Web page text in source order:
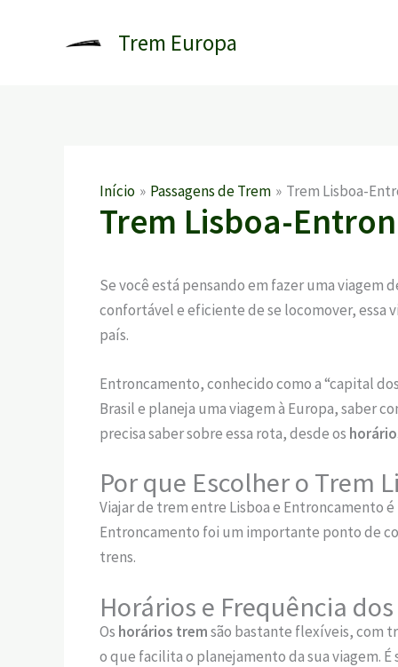
Trem Europa
Início Passagens de Trem Trem Lisboa-
Trem Lisboa-
Se você está pensando em fazer uma viagem
confortável e eficiente de se locomover, essa
país.
Entroncamento, conhecido como a “capital
Brasil e planeja uma viagem à Europa, saber
precisa saber sobre essa rota, desde os
Por que Escolher o Trem
Viajar de trem entre Lisboa e Entroncamento
Entroncamento foi um importante ponto de
trens.
Horários e Frequência
Os horários tremsão bastante flexíveis, com
o que facilita o planejamento da sua viagem.